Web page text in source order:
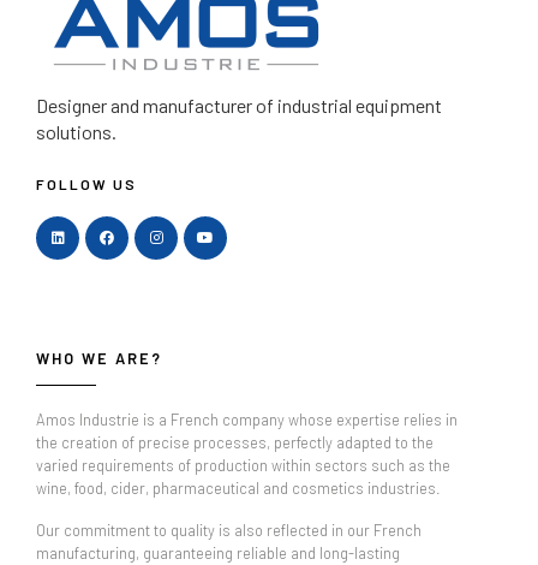
Designer and manufacturerof industrial equipment
solutions.
FOLLOW US
WHO WE ARE?
Amos Industrie is a French company whose expertise relies in
the creation of precise processes, perfectly adapted to the
varied requirements of production within sectors such as the
wine, food, cider, pharmaceutical and cosmetics industries.
Our commitment to quality is also reflected in our French
manufacturing, guaranteeing reliable and long-lasting